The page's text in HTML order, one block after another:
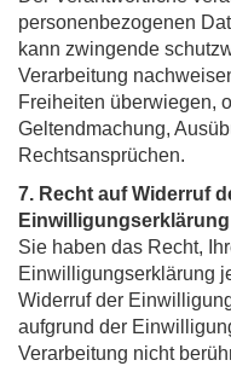
personenbezogenen
kann zwingende
Verarbeitung
Freiheiten überwiegen,
Geltendmachung,
Rechtsansprüchen.
7. Recht auf Widerruf
Einwilligungserklärung
Sie haben das Recht,
Einwilligungserklärung
Widerruf der
aufgrund der
Verarbeitung nicht